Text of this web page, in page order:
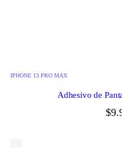
IPHONE 13 PRO MAX
Adhesivo de
$